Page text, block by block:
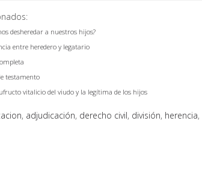
desheredar a nuestros hijos?
entre heredero y legatario
testamento
vitalicio del viudo y la legítima de los hijos
, adjudicación, derecho civil, división, herencia,